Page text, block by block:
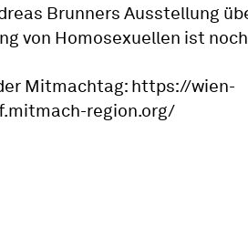
Brunners Ausstellung
von Homosexuellen ist
Mitmachtag: https://wien-
region.org/